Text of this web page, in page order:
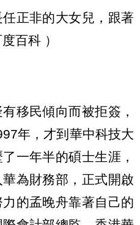
正非的大女兒，跟著
百科 ）
移民傾向而被拒簽，
年，才到華中科技大
一年半的碩士生涯，
為財務部，正式開啟
的孟晚舟靠著自己的